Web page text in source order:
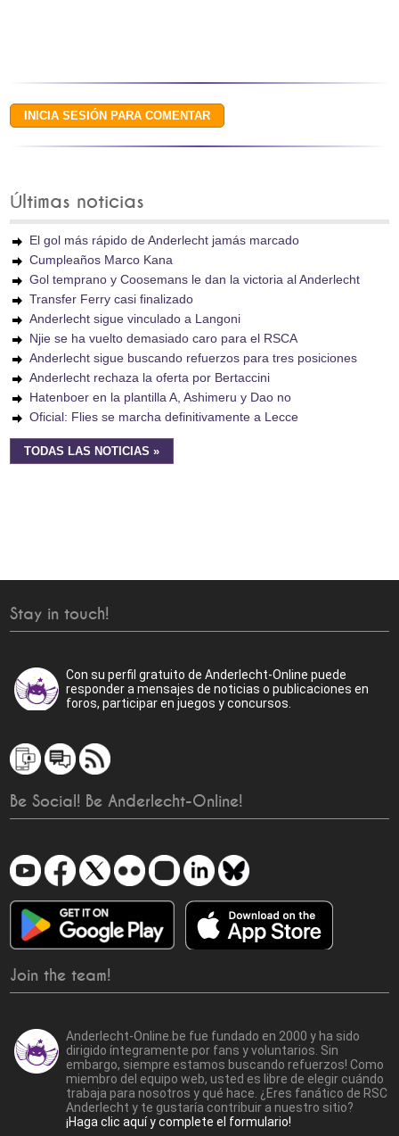
Últimas noticias
El gol más rápido de Anderlecht jamás marcado
Cumpleaños Marco Kana
Gol temprano y Coosemans le dan la victoria al Anderlecht
Transfer Ferry casi finalizado
Anderlecht sigue vinculado a Langoni
Njie se ha vuelto demasiado caro para el RSCA
Anderlecht sigue buscando refuerzos para tres posiciones
Anderlecht rechaza la oferta por Bertaccini
Hatenboer en la plantilla A, Ashimeru y Dao no
Oficial: Flies se marcha definitivamente a Lecce
TODAS LAS NOTICIAS »
Stay in touch!
Con su perfil gratuito de Anderlecht-Online puede
responder a mensajes de noticias o publicaciones en
foros, participar en juegos y concursos.
Be Social! Be Anderlecht-Online!
Join the team!
Anderlecht-Online.be fue fundado en 2000 y ha sido
dirigido íntegramente por fans y voluntarios. Sin
embargo, siempre estamos buscando refuerzos! Como
miembro del equipo web, usted es libre de elegir cuándo
trabaja para nosotros y qué hace. ¿Eres fanático de RSC
Anderlecht y te gustaría contribuir a nuestro sitio?
¡Haga clic aquí y complete el formulario!